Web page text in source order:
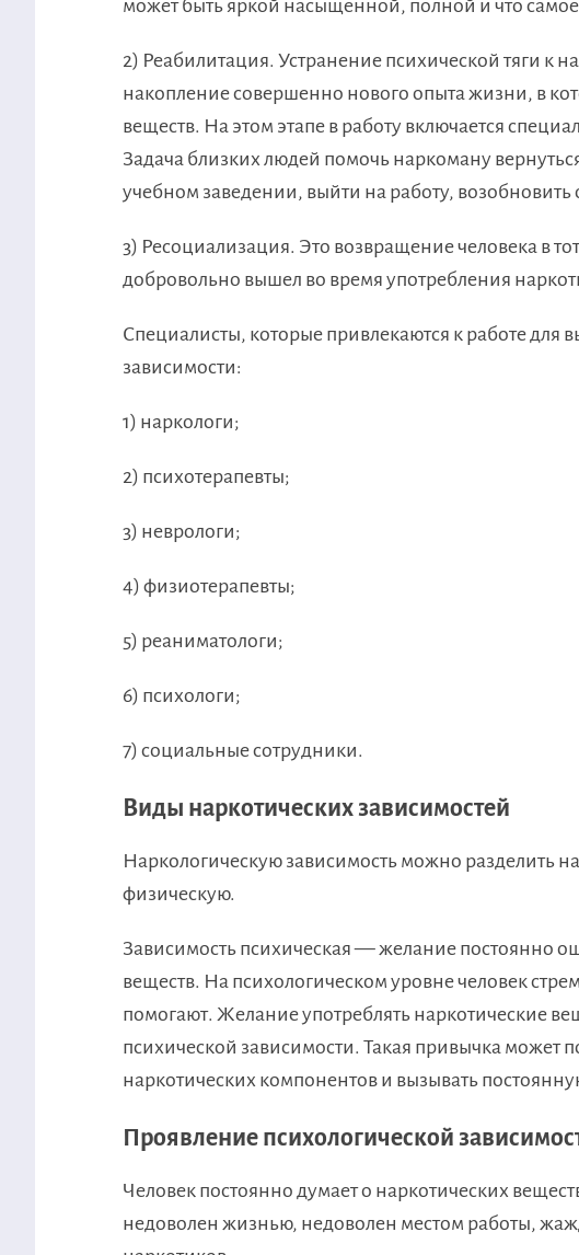
может быть яркой насыщенной, полной и что
2) Реабилитация. Устранение психической тяги к
накопление совершенно нового опыта жизни, в
веществ. На этом этапе в работу включается
Задача близких людей помочь наркоману
учебном заведении, выйти на работу,
3) Ресоциализация. Это возвращение человека в
добровольно вышел во время употребления
Специалисты, которые привлекаются к работе для
зависимости:
1) наркологи;
2) психотерапевты;
3) неврологи;
4) физиотерапевты;
5) реаниматологи;
6) психологи;
7) социальные сотрудники.
Виды наркотических зависимостей
Наркологическую зависимость можно разделить
физическую.
Зависимость психическая — желание постоянно
веществ. На психологическом уровне человек
помогают. Желание употреблять наркотические
психической зависимости. Такая привычка может
наркотических компонентов и вызывать
Проявление психологической
Человек постоянно думает о наркотических
недоволен жизнью, недоволен местом работы,